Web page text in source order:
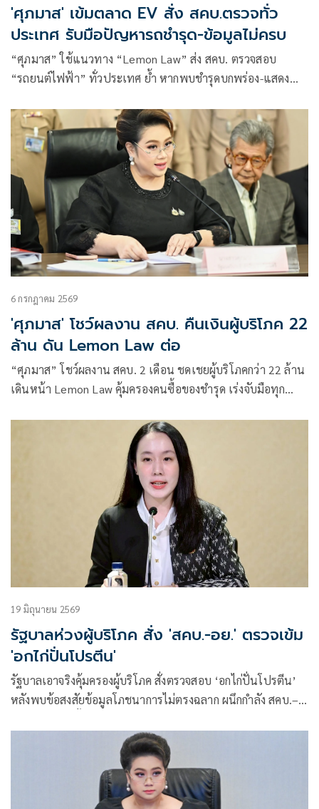
'ศุภมาส' เข้มตลาด EV สั่ง สคบ.ตรวจทั่ว
ประเทศ รับมือปัญหารถชำรุด-ข้อมูลไม่ครบ
“ศุภมาส” ใช้แนวทาง “Lemon Law” ส่ง สคบ. ตรวจสอบ
“รถยนต์ไฟฟ้า” ทั่วประเทศ ย้ำ หากพบชำรุดบกพร่อง-แสดง
6 กรกฎาคม 2569
'ศุภมาส' โชว์ผลงาน สคบ. คืนเงินผู้บริโภค 22
ล้าน ดัน Lemon Law ต่อ
“ศุภมาส” โชว์ผลงาน สคบ. 2 เดือน ชดเชยผู้บริโภคกว่า 22 ล้าน
เดินหน้า Lemon Law คุ้มครองคนซื้อของชำรุด เร่งจับมือทุก
19 มิถุนายน 2569
รัฐบาลห่วงผู้บริโภค สั่ง 'สคบ.-อย.' ตรวจเข้ม
'อกไก่ปั่นโปรตีน'
รัฐบาลเอาจริงคุ้มครองผู้บริโภค สั่งตรวจสอบ ‘อกไก่ปั่นโปรตีน’
หลังพบข้อสงสัยข้อมูลโภชนาการไม่ตรงฉลาก ผนึกกำลัง สคบ.–